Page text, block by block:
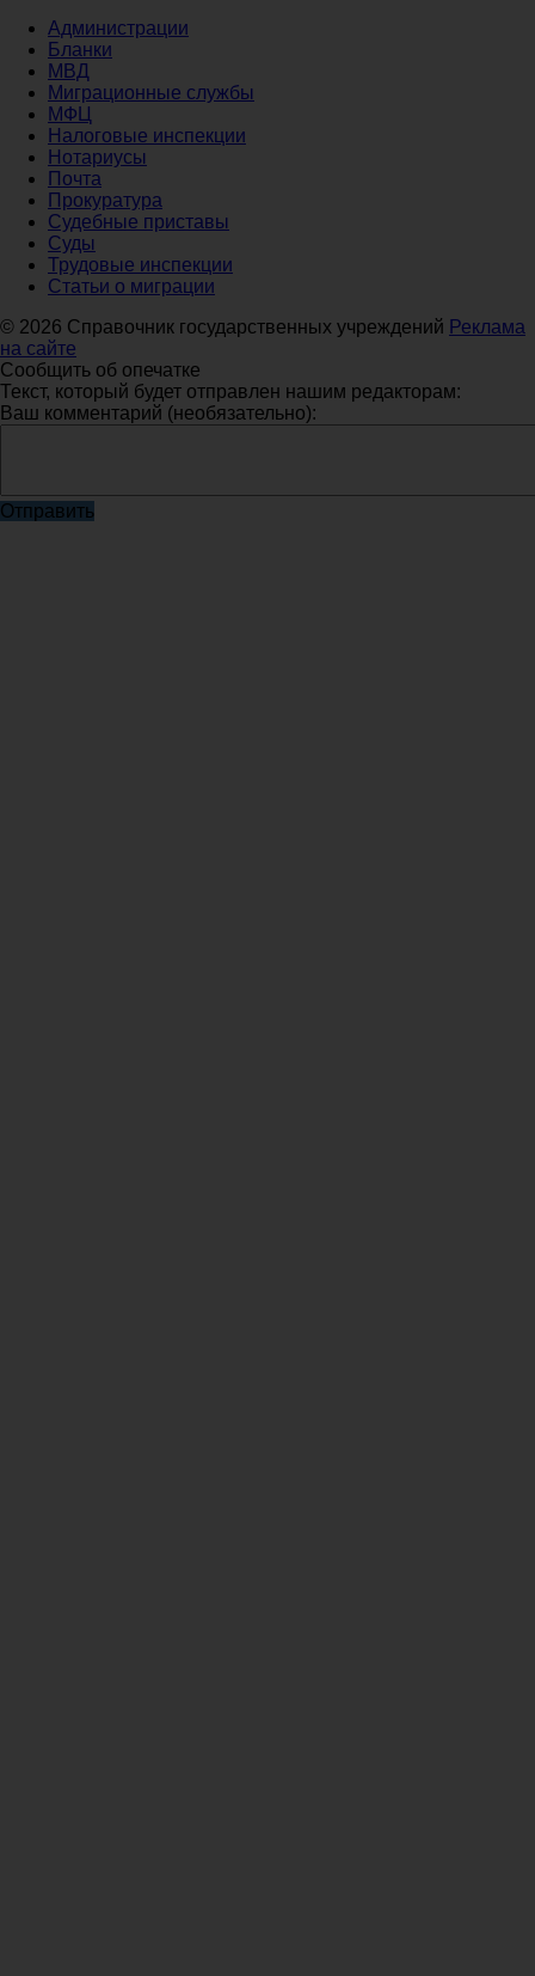
Администрации
Бланки
МВД
Миграционные службы
МФЦ
Налоговые инспекции
Нотариусы
Почта
Прокуратура
Судебные приставы
Суды
Трудовые инспекции
Статьи о миграции
© 2026 Справочник государственных учреждений Реклама
на сайте
Сообщить об опечатке
Текст, который будет отправлен нашим редакторам:
Ваш комментарий (необязательно):
Отправить